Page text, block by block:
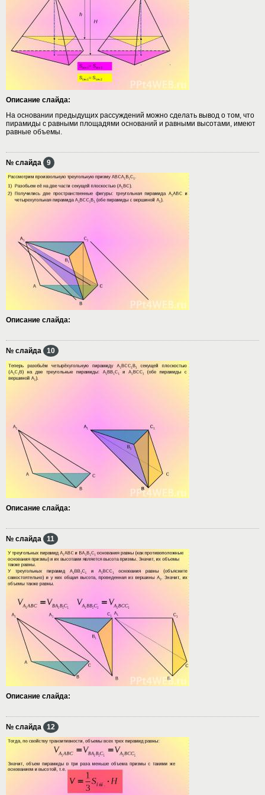
Описание слайда:
На основании предыдущих рассуждений можно сделать вывод о том, что
пирамиды с равными площадями оснований и равными высотами, имеют
равные объемы.
№ слайда 9
Описание слайда:
№ слайда 10
Описание слайда:
№ слайда 11
Описание слайда:
№ слайда 12